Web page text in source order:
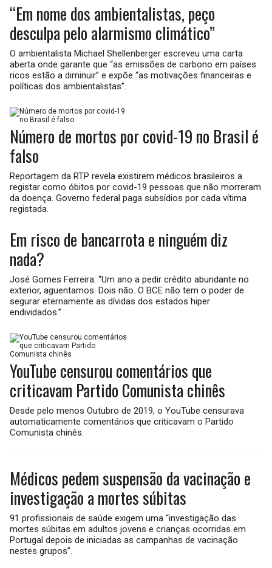
“Em nome dos ambientalistas, peço
desculpa pelo alarmismo climático”
O ambientalista Michael Shellenberger escreveu uma carta
aberta onde garante que “as emissões de carbono em países
ricos estão a diminuir” e expõe “as motivações financeiras e
políticas dos ambientalistas”.
Número de mortos por covid-19 no Brasil é
falso
Reportagem da RTP revela existirem médicos brasileiros a
registar como óbitos por covid-19 pessoas que não morreram
da doença. Governo federal paga subsídios por cada vítima
registada.
Em risco de bancarrota e ninguém diz
nada?
José Gomes Ferreira: “Um ano a pedir crédito abundante no
exterior, aguentamos. Dois não. O BCE não tem o poder de
segurar eternamente as dívidas dos estados hiper
endividados.”
YouTube censurou comentários que
criticavam Partido Comunista chinês
Desde pelo menos Outubro de 2019, o YouTube censurava
automaticamente comentários que criticavam o Partido
Comunista chinês.
Médicos pedem suspensão da vacinação e
investigação a mortes súbitas
91 profissionais de saúde exigem uma “investigação das
mortes súbitas em adultos jovens e crianças ocorridas em
Portugal depois de iniciadas as campanhas de vacinação
nestes grupos”.